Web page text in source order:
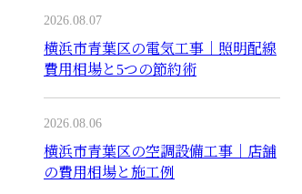
2026.08.07
横浜市青葉区の電気工事｜照明配線
費用相場と5つの節約術
2026.08.06
横浜市青葉区の空調設備工事｜店舗
の費用相場と施工例